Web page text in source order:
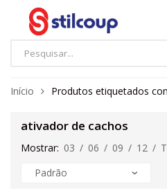
Início Produtos etiquetados
ativador de cachos
Mostrar: 03 / 06 / 09 / 12 /